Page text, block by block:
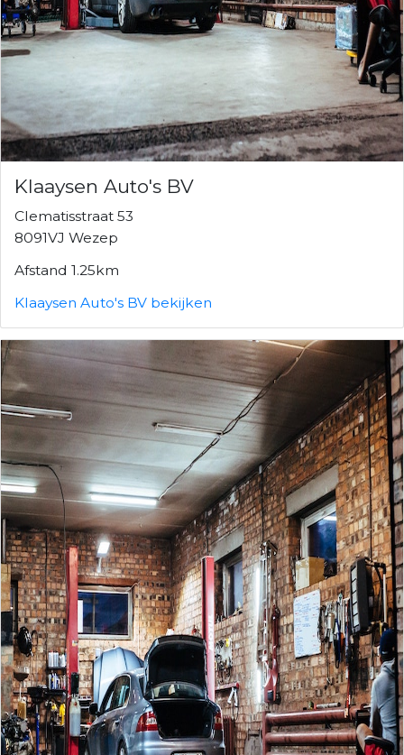
Klaaysen Auto's BV
Clematisstraat 53
8091VJ Wezep
Afstand 1.25km
Klaaysen Auto's BV bekijken